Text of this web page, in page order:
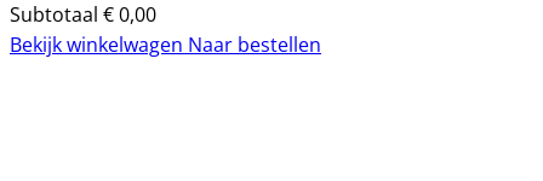
Subtotaal €0,00
Bekijk winkelwagen Naar bestellen